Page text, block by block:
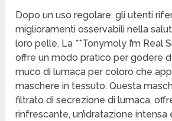
Dopo un uso regolare, gli utenti
miglioramenti osservabili nella
loro pelle. La **Tonymoly I’m Real
offre un modo pratico per godere
muco di lumaca per coloro che
maschere in tessuto. Questa
filtrato di secrezione di lumaca,
rinfrescante, un’idratazione